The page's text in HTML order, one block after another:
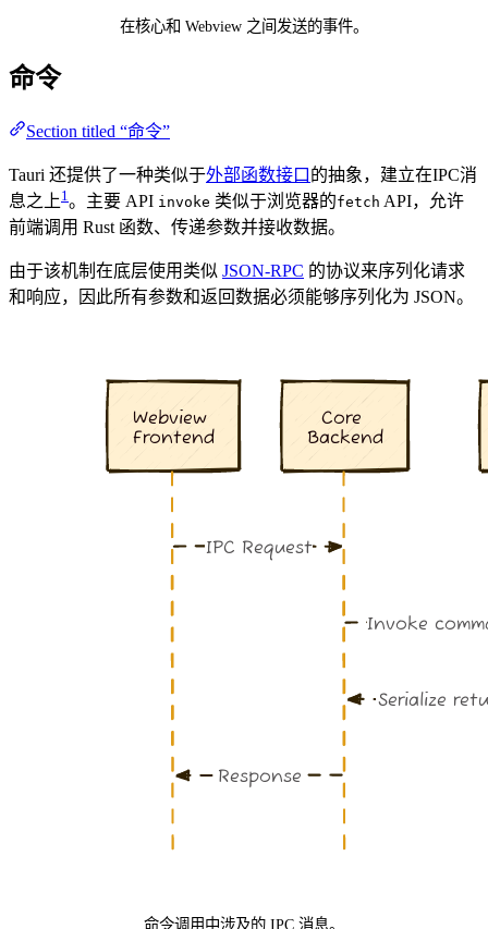
在核心和 Webview 之间发送的事件。
命令
Section titled “命令”
Tauri 还提供了一种类似于外部函数接口 的抽象，建立在IPC消
息之上 1。主要 API invoke 类似于浏览器的fetch API，允许
前端调用 Rust 函数、传递参数并接收数据。
由于该机制在底层使用类似 JSON-RPC 的协议来序列化请求
和响应，因此所有参数和返回数据必须能够序列化为 JSON。
命令调用中涉及的 IPC 消息。